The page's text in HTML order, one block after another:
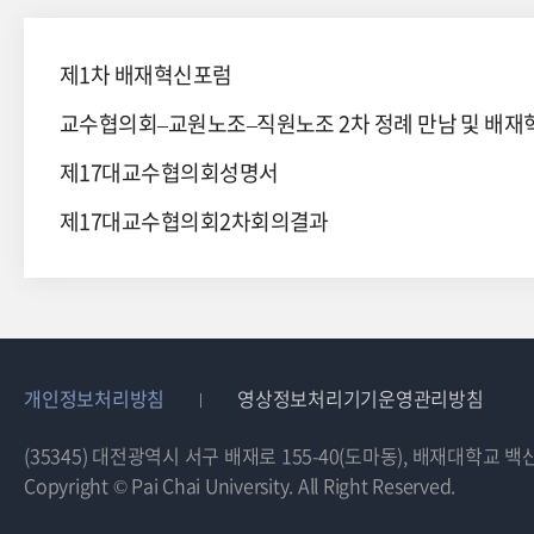
제1차 배재혁신포럼
제17대교수협의회성명서
제17대교수협의회2차회의결과
개인정보처리방침
영상정보처리기기운영관리방침
(35345) 대전광역시 서구 배재로 155-40(도마동), 배재대학교 백
Copyright © Pai Chai University. All Right Reserved.